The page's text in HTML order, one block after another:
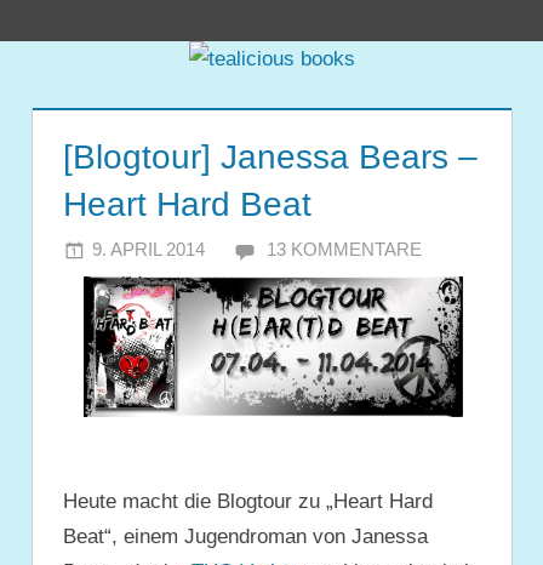
tealicious
books
[Blogtour] Janessa Bears –
Heart Hard Beat
9. APRIL 2014 JULIA
13 KOMMENTARE
Heute macht die Blogtour zu „Heart Hard
Beat“, einem Jugendroman von Janessa